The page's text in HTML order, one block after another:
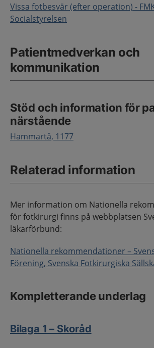
Vissa fotbesvär (efter operation) -
Socialstyrelsen
Patientmedverkan och
kommunikation
Stöd och information för
närstående
Hammartå, 1177
Relaterad information
Mer information om Nationella
för fotkirurgi finns på webbplatsen
läkarförbund:
Nationella rekommendationer –
Förening, Svenska Fotkirurgiska
Kompletterande underlag
Bilaga 1 – Skoråd